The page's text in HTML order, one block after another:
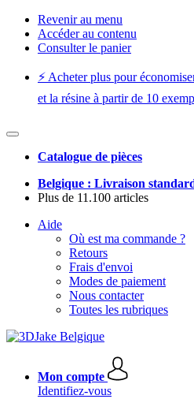
Revenir au menu
Accéder au contenu
Consulter le panier
⚡️ Acheter plus pour
et la résine à partir de 10
Catalogue de pièces
Belgique : Livraison
Plus de 11.100 articles
Aide
Où est ma commande ?
Retours
Frais d'envoi
Modes de paiement
Nous contacter
Toutes les rubriques
Mon compte
Identifiez-vous